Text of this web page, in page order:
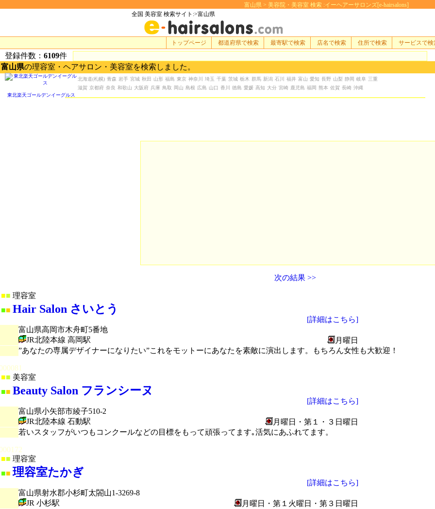
富山県 > 美容院・美容室 検索 :イーヘアーサロンズ[e-hairsalons]
全国 美容室 検索サイト:>富山県
登録件数： 6109件
富山県の理容室・ヘアサロン・美容室を検索しました。
次の結果 >>
■ 理容室
■■ Hair Salon さいとう
[詳細はこちら]
富山県高岡市木舟町5番地
JR北陸本線 高岡駅
月曜日
”あなたの専属デザイナーになりたい”これをモットーにあなたを素敵に演出します。もちろん女性も大歓迎！
■ 美容室
■■ Beauty Salon フランシーヌ
[詳細はこちら]
富山県小矢部市綾子510-2
JR北陸本線 石動駅
月曜日・第１・３日曜日
若いスタッフがいつもコンクールなどの目標をもって頑張ってます｡活気にあふれてます。
■ 理容室
■■ 理容室たかぎ
[詳細はこちら]
富山県射水郡小杉町太閤山1-3269-8
JR 小杉駅
月曜日・第１火曜日・第３日曜日
北海道(札幌) 青森 岩手 宮城 秋田 山形 福島 東京 神奈川 埼玉 千葉 茨城 栃木 群馬 新潟 石川 福井 富山 愛知 長野 山梨 静岡 岐阜 三重
滋賀 京都府 奈良 和歌山 大阪府 兵庫 鳥取 岡山 島根 広島 山口 香川 徳島 愛媛 高知 大分 宮崎 鹿児島 福岡 熊本 佐賀 長崎 沖縄
トップページ 都道府県で検索 最寄駅で検索 店名で検索 住所で検索 サービスで検
東北楽天ゴールデンイーグルス